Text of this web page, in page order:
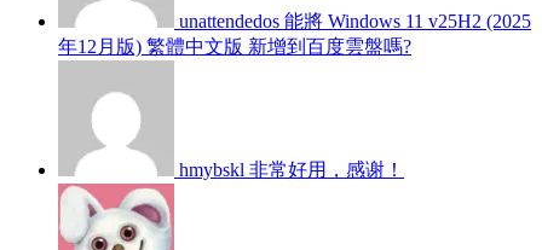
unattendedos 能將 Windows 11 v25H2 (2025
年12月版) 繁體中文版 新增到百度雲盤嗎?
hmybskl 非常好用，感谢！